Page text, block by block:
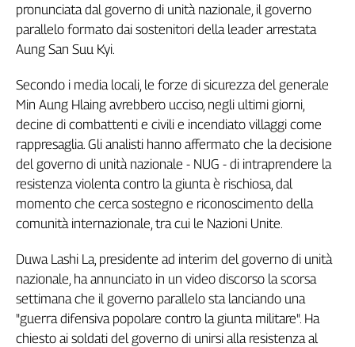
pronunciata dal governo di unità nazionale, il governo
parallelo formato dai sostenitori della leader arrestata
Aung San Suu Kyi.
Secondo i media locali, le forze di sicurezza del generale
Min Aung Hlaing avrebbero ucciso, negli ultimi giorni,
decine di combattenti e civili e incendiato villaggi come
rappresaglia. Gli analisti hanno affermato che la decisione
del governo di unità nazionale - NUG - di intraprendere la
resistenza violenta contro la giunta è rischiosa, dal
momento che cerca sostegno e riconoscimento della
comunità internazionale, tra cui le Nazioni Unite.
Duwa Lashi La, presidente ad interim del governo di unità
nazionale, ha annunciato in un video discorso la scorsa
settimana che il governo parallelo sta lanciando una
"guerra difensiva popolare contro la giunta militare". Ha
chiesto ai soldati del governo di unirsi alla resistenza al